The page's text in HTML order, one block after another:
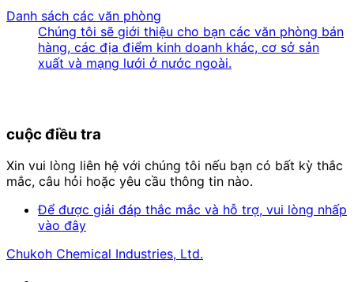
Danh sách các văn phòng
Chúng tôi sẽ giới thiệu cho bạn các văn phòng bán
hàng, các địa điểm kinh doanh khác, cơ sở sản
xuất và mạng lưới ở nước ngoài.
cuộc điều tra
Xin vui lòng liên hệ với chúng tôi nếu bạn có bất kỳ thắc
mắc, câu hỏi hoặc yêu cầu thông tin nào.
Để được giải đáp thắc mắc và hỗ trợ, vui lòng nhấp
vào đây
Chukoh Chemical Industries, Ltd.